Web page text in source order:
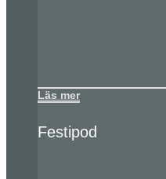
Läs mer
Festipod